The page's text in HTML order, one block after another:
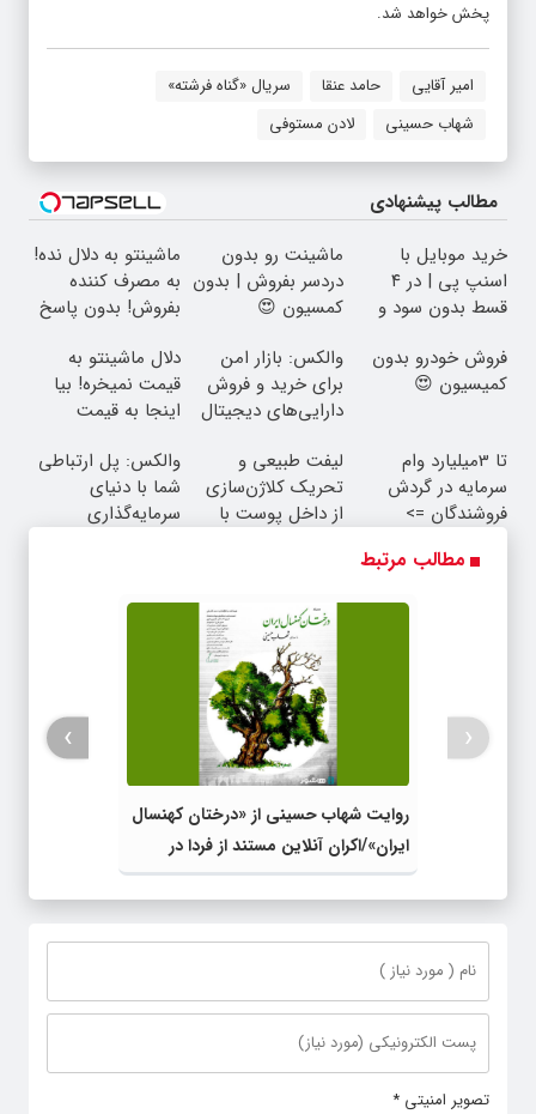
پخش خواهد شد.
امیر آقایی حامد عنقا
سریال «گناه فرشته»
شهاب حسینی
لادن مستوفی
مطالب پیشنهادی
خرید موبایل با
اسنپ پی | در ۴
قسط بدون سود و
ماشینت رو بدون
دردسر بفروش | بدون
کمسیون 😍
ماشینتو به دلال نده!
به مصرف کننده
بفروش! بدون پاسخ
فروش خودرو بدون
کمیسیون 😍
والکس: بازار امن
برای خرید و فروش
دارایی‌های دیجیتال
دلال ماشینتو به
قیمت نمیخره! بیا
اینجا به قیمت
واقعی*
تا 3میلیارد وام
سرمایه در گردش
فروشندگان =>
لیفت طبیعی و
تحریک کلاژن‌سازی
از داخل پوست با
والکس: پل ارتباطی
شما با دنیای
سرمایه‌گذاری
مطالب مرتبط
روایت شهاب حسینی از «درختان کهنسال
ایران»/اکران آنلاین مستند از فردا در
هاشور
‹
›
تصویر امنیتی *